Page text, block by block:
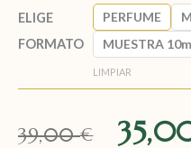
ELIGE
FORMATO
PERFUME
MUESTRA
LIMPIAR
39,00€